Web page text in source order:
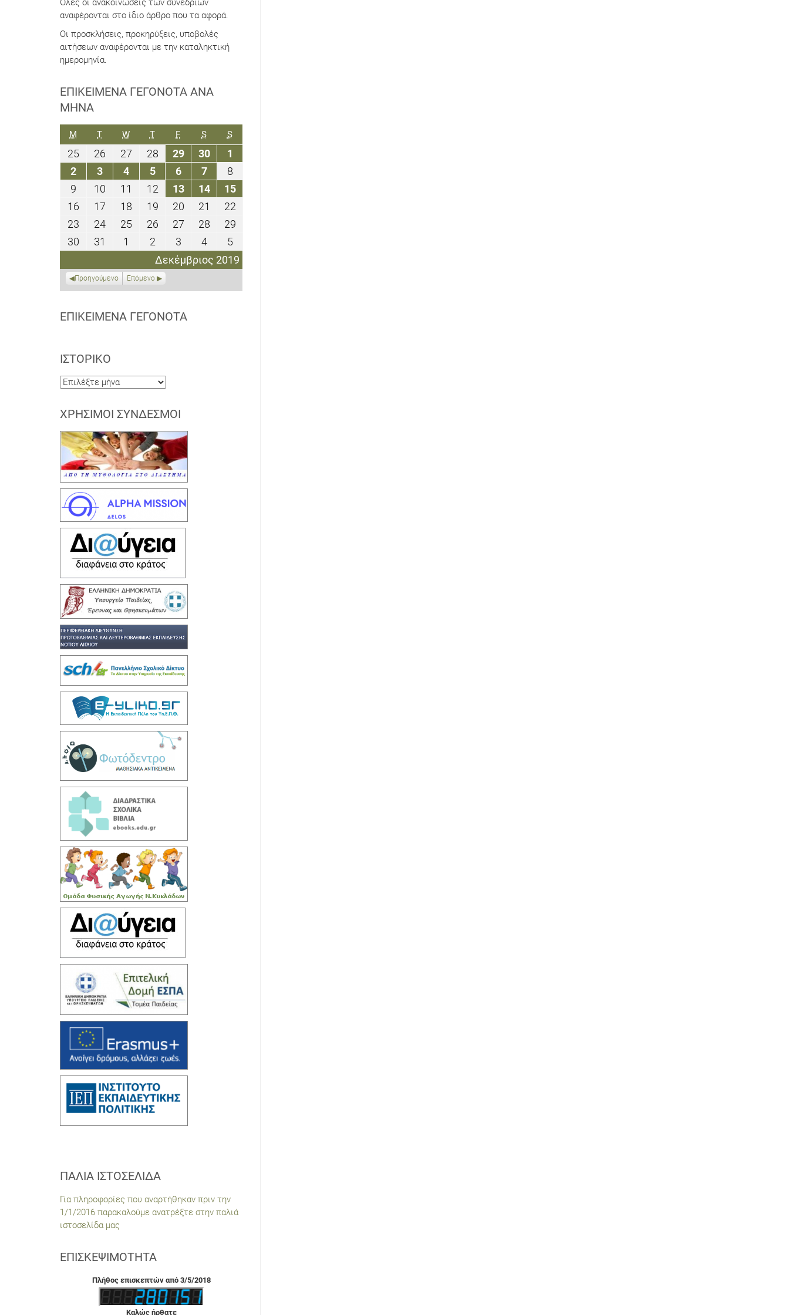
Όλες οι ανακοινώσεις των συνεδρίων
αναφέρονται στο ίδιο άρθρο που τα αφορά.
Οι προσκλήσεις, προκηρύξεις, υποβολές
αιτήσεων αναφέρονται με την καταληκτική
ημερομηνία.
ΕΠΙΚΕΊΜΕΝΑ ΓΕΓΟΝΌΤΑ ΑΝΆ
ΜΉΝΑ
Δεκέμβριος 2019
M ΔΕΥΤΈΡΑ
TΤΡΊΤΗWΤΕΤΆΡΤΗ
TΠΈΜΠΤΗ
FΠΑΡΑΣΚΕΥΉ
SΣΆΒΒΑΤΟ
SΚΥΡΙΑΚΉ
2525
Νοεμβρίου
2019
26
Νοεμβρίου
2019
27
Νοεμβρίου
2019
2828
Νοεμβρίου
2019
2929
Νοεμβρίου
2019
3030
Νοεμβρίου
2019
1
Δεκεμβρίου
2019
22
Δεκεμβρίου
2019
33
Δεκεμβρίου
2019
44
Δεκεμβρίου
2019
55
Δεκεμβρίου
2019
66
Δεκεμβρίου
2019
77
Δεκεμβρίου
2019
88
Δεκεμβρίου
2019
9
Δεκεμβρίου
2019
10
Δεκεμβρίου
2019
11
Δεκεμβρίου
2019
1212
Δεκεμβρίου
2019
1313
Δεκεμβρίου
2019
1414
Δεκεμβρίου
2019
1515
Δεκεμβρίου
2019
16
Δεκεμβρίου
2019
17
Δεκεμβρίου
2019
18
Δεκεμβρίου
2019
1919
Δεκεμβρίου
2019
2020
Δεκεμβρίου
2019
21
Δεκεμβρίου
2019
2222
23
Δεκεμβρίου
2019
2424
Δεκεμβρίου
2019
2525
Δεκεμβρίου
2019
2626
Δεκεμβρίου
2019
2727
Δεκεμβρίου
2019
2828
Δεκεμβρίου
2019
2929
2019
30
Δεκεμβρίου
31
Δεκεμβρίου
1
Ιανουαρίου
22
Ιανουαρίου
2020
33
Ιανουαρίου
2020
44
Ιανουαρίου
2020
55
Ιανουαρίου
2020
Προηγούμενο Επόμενο
ΕΠΙΚΕΊΜΕΝΑ ΓΕΓΟΝΌΤΑ
ΙΣΤΟΡΙΚΌ
Ιστορικό
ΧΡΉΣΙΜΟΙ ΣΎΝΔΕΣΜΟΙ
ΠΑΛΙΆ ΙΣΤΟΣΕΛΊΔΑ
Για πληροφορίες που αναρτήθηκαν πριν την
1/1/2016 παρακαλούμε ανατρέξτε στην παλιά
ιστοσελίδα μας
ΕΠΙΣΚΕΨΙΜΌΤΗΤΑ
Πλήθος επισκεπτών από 3/5/2018
Καλώς ήρθατε